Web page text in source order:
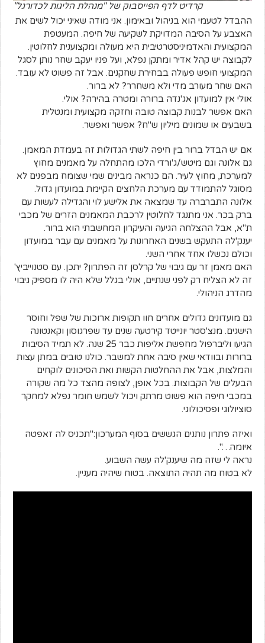
קרדיט לדף הפייסבוק של "מנהלת הליגות לכדורגל"
ההבדל לטעמי הוא בניהול ובאימון. אני מודה שאיני יכול לשים את
האצבע על הסיבה המדויקת לשקיעה של חיפה. המעטפת
המקצועית והאדמיניסטרטיבית היא מעולה ומקצוענית לחלוטין.
לקבוצה יש קהל אדיר ומתקן נפלא, ועל פניו יעקב שחר נותן לסגל
המקצועי חופש פעולה בבחירת שחקנים. אבל זה פשוט לא עובד.
האם שחר מעורב מדי ולא משחרר? לא ברור.
אולי אין למועדון אג'נדה ברורה ומטרה בהירה? אולי.
האם אפשר לבנות קבוצה טובה וחזקה מקצועית ומנטלית
בשבעים או שמונים מיליון ש"ח? אפשר ואפשר.
אם יש הבדל ברור בין חיפה לשתי הגדולות זה בעמדת המאמן.
גם אלונה וגם מיטש/ג'ורדי הלכו מהתחלה על מאמנים מחוץ
למערכת, מחוץ לעיר. הם כנראה מבינים שמי שצומח מבפנים לא
מסוגל להתמודד עם מערכת הלחצים הקיימת במועדון גדול.
אלונה התברברה עד שמצאה את אלישע לוי והגדילה לעשות עם
ברק בכר. אני מתנגד לחלוטין לרכבת המאמנים הזרים של מכבי
ת"א, אבל ההצלחה הגיעה והעיקרון המחשבתי הוא ברור.
יענק'לה התעקש בשנים האחרונות על מאמנים עם עבר במועדון
וכולם נכשלו אחד אחרי השני.
האם מאמן זר עם גיבוי של קרלסן זה הפתרון? יתכן. עם סטנוייביץ'
זה לא הצליח רק לפני שנתיים, אולי בגלל שלא היה לו מספיק גיבוי
מהדרג הניהולי.
גם מועדונים גדולים אחרים חוו תקופות ארוכות של שפל וחוסר
הישגים. מנצ'סטר יונייטד קירטעה שנים עד שפרגוסון וקאנטונה
הגיעו וליברפול מחפשת אליפות כבר 25 שנה. לא תמיד הסיבות
ברורות ובוודאי שאין סיבה אחת למשבר. כולנו טובים במתן עצות
והמלצות, אבל את ההחלטות הקשות ואת הסיכונים לוקחים
הבעלים של הקבוצות. בכל אופן, לצופה מהצד כל מה שקורה
במכבי חיפה הוא פשוט מרתק ויכול לשמש חומר נפלא למחקר
סוציולוגי ופסיכולוגי.
ואיזה פתרון נותנים הגששים בסוף המערכון:"תכניס לה זאפטה
איומה…".
נראה לי שזה מה שיענק'לה עשה השבוע.
לא בטוח מה תהיה התוצאה. בטוח שיהיה מעניין.